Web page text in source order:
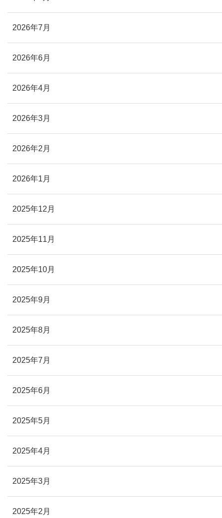
2026年7月
2026年6月
2026年4月
2026年3月
2026年2月
2026年1月
2025年12月
2025年11月
2025年10月
2025年9月
2025年8月
2025年7月
2025年6月
2025年5月
2025年4月
2025年3月
2025年2月